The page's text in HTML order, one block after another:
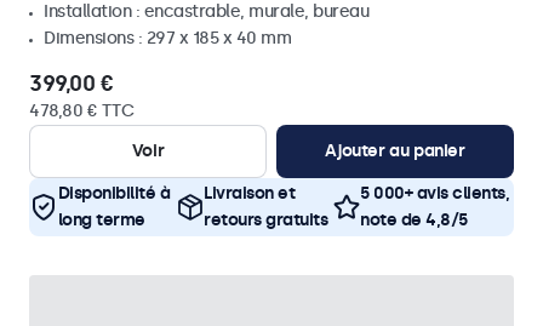
Installation : encastrable, murale, bureau
Dimensions : 297 x 185 x 40 mm
399,00 €
478,80 € TTC
Voir
Ajouter au panier
Disponibilité à
long terme
Livraison et
retours gratuits
5 000+ avis clients,
note de 4,8/5